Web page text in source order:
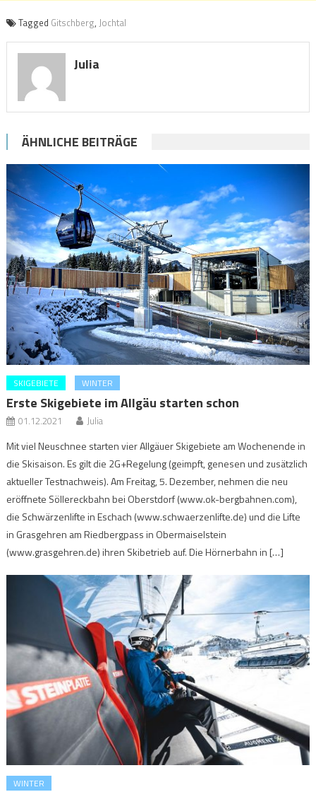
Tagged Gitschberg, Jochtal
Julia
ÄHNLICHE BEITRÄGE
SKIGEBIETE WINTER
Erste Skigebiete im Allgäu starten schon
01.12.2021 Julia
Mit viel Neuschnee starten vier Allgäuer Skigebiete am Wochenende in
die Skisaison. Es gilt die 2G+Regelung (geimpft, genesen und zusätzlich
aktueller Testnachweis). Am Freitag, 5. Dezember, nehmen die neu
eröffnete Söllereckbahn bei Oberstdorf (www.ok-bergbahnen.com),
die Schwärzenlifte in Eschach (www.schwaerzenlifte.de) und die Lifte
in Grasgehren am Riedbergpass in Obermaiselstein
(www.grasgehren.de) ihren Skibetrieb auf. Die Hörnerbahn in […]
WINTER